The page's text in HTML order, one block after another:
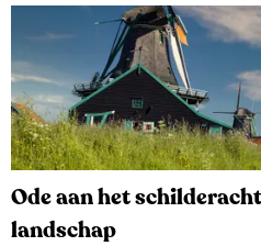
n
g
v
a
n
A
Ode aan het
landschap